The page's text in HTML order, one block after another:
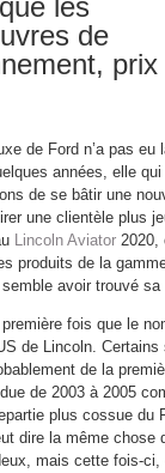
les
de
prix
de Ford n’a pas eu
années, elle
de se bâtir une
une clientèle plus
Lincoln Aviator 2020,
produits de la
avoir trouvé sa
fois que le
de Lincoln. Certains
de la
de 2003 à 2005
plus cossue du
dire la même chose
mais cette fois-ci,